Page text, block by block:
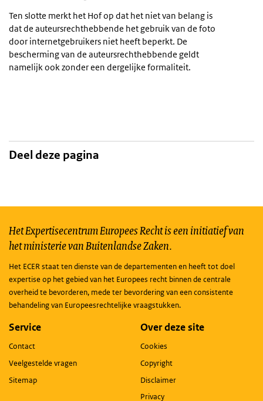
Ten slotte merkt het Hof op dat het niet van belang is
dat de auteursrechthebbende het gebruik van de foto
door internetgebruikers niet heeft beperkt. De
bescherming van de auteursrechthebbende geldt
namelijk ook zonder een dergelijke formaliteit.
Deel deze pagina
Het Expertisecentrum Europees Recht is een initiatief van
het ministerie van Buitenlandse Zaken.
Het ECER staat ten dienste van de departementen en heeft tot doel
expertise op het gebied van het Europees recht binnen de centrale
overheid te bevorderen, mede ter bevordering van een consistente
behandeling van Europeesrechtelijke vraagstukken.
Service
Contact
Veelgestelde vragen
Sitemap
Over deze site
Cookies
Copyright
Disclaimer
Privacy